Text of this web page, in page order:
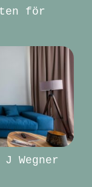
för
Wegner